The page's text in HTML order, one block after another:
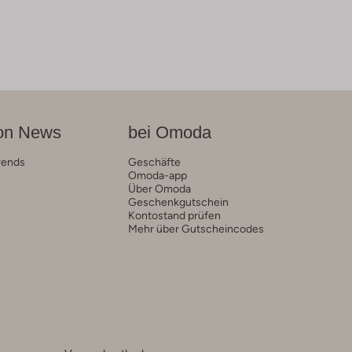
News bei Omoda
Geschäfte
Omoda-app
Über Omoda
Geschenkgutschein
Kontostand prüfen
Mehr über Gutscheincodes